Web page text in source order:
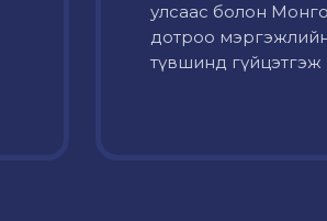
улсаас болон
дотроо мэргэжлийн
түвшинд